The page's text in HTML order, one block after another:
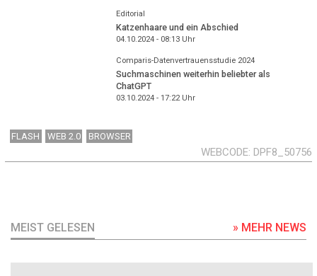
Editorial
Katzenhaare und ein Abschied
04.10.2024 - 08:13Uhr
Comparis-Datenvertrauensstudie 2024
Suchmaschinen weiterhin beliebter als
ChatGPT
03.10.2024 - 17:22Uhr
FLASH WEB 2.0 BROWSER
WEBCODE DPF8_50756
MEIST GELESEN » MEHR NEWS